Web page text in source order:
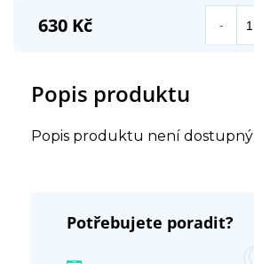
Popis produktu
Popis produktu není dostupný
Potřebujete poradit?
630 Kč